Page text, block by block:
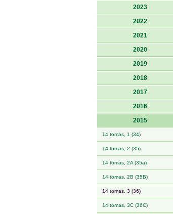
2023
2022
2021
2020
2019
2018
2017
2016
2015
14 tomas, 1 (34)
14 tomas, 2 (35)
14 tomas, 2A (35a)
14 tomas, 2B (35B)
14 tomas, 3 (36)
14 tomas, 3C (36C)